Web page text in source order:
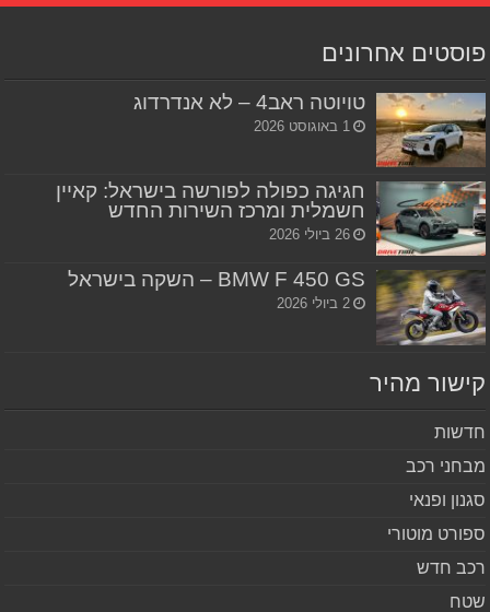
אחרונים
טויוטה ראב4 – לא אנדרדוג
1 באוגוסט 2026
חגיגה כפולה לפורשה בישראל: קאיין
חשמלית ומרכז השירות החדש
26 ביולי 2026
BMW F 450 GS – השקה בישראל
2 ביולי 2026
מהיר
רכב
ופנאי
מוטורי
חדש